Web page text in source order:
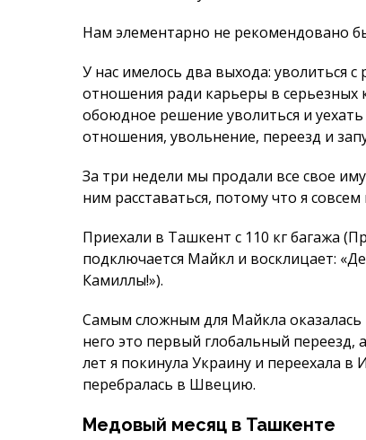
За три недели мы продали все свое
Приехали в Ташкент с 110 кг ба­гажа
подключается Майкл и восклицает:
Камиллы!»).
Самым сложным для Майкла оказалась
него это первый глобальный переезд,
перебра­лась в Швецию.
Медовый месяц в Ташкенте
Камилла:Майкл, to be a couple in a
непринужденно улыбается и
Я – с Украины, но работала в Шве­ции,
встречались два года. Но за это